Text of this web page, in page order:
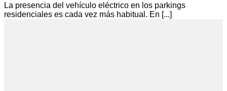
La presencia del vehículo eléctrico en los parkings
residenciales es cada vez más habitual. En [...]